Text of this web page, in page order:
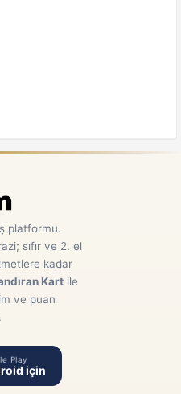
platformu.
sıfır ve 2. el
kadar
Kart ile
ve puan
Play
için